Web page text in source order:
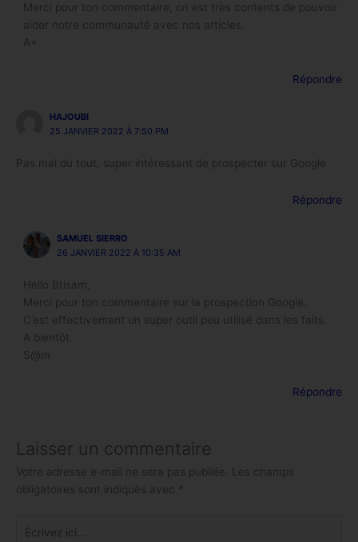
Merci pour ton commentaire, on est très contents de pouvoir
aider notre communauté avec nos articles.
A+
Répondre
HAJOUBI
25 JANVIER 2022 À 7:50 PM
Pas mal du tout, super intéressant de prospecter sur Google
Répondre
SAMUEL SIERRO
26 JANVIER 2022 À 10:35 AM
Hello Btisam,
Merci pour ton commentaire sur la prospection Google.
C’est effectivement un super outil peu utilisé dans les faits.
A bientôt.
S@m
Répondre
Laisser un commentaire
Votre adresse e-mail ne sera pas publiée.
Les champs
obligatoires sont indiqués avec *